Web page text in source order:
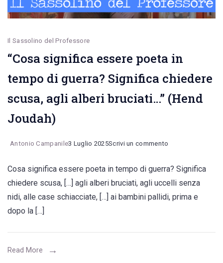
16
ottobre
Il Sassolino del Professore
“Cosa significa essere poeta in
tempo di guerra? Significa chiedere
scusa, agli alberi bruciati…” (Hend
Joudah)
Antonio Campanile3 Luglio 2025Scrivi un commento
significa
essere
poeta
tempo
Cosa significa essere poeta in tempo di guerra? Significa
chiedere scusa, […] agli alberi bruciati, agli uccelli senza
nidi, alle case schiacciate, […] ai bambini pallidi, prima e
dopo la […]
Read More